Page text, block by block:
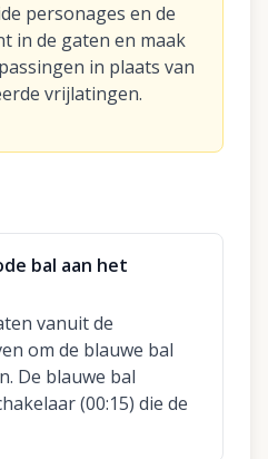
personages en de
in de gaten en maak
in plaats van
vrijlatingen.
bal aan het
vanuit de
om de blauwe bal
De blauwe bal
(00:15) die de